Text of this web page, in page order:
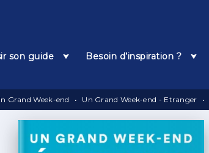
son guide Besoin d’inspiration ?
Grand Week-end • Un Grand Week-end - Etranger •